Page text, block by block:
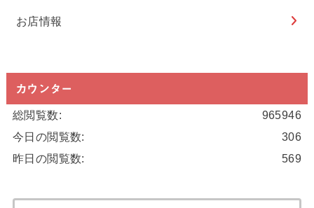
お店情報
カウンター
965946
総閲覧数:
306
今日の閲覧数:
569
昨日の閲覧数: